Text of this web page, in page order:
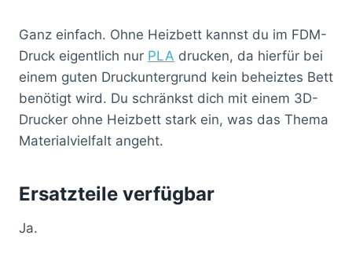
Ganz einfach. Ohne Heizbett kannst du im FDM-
Druck eigentlich nur PLA drucken, da hierfür bei
einem guten Druckuntergrund kein beheiztes Bett
benötigt wird. Du schränkst dich mit einem 3D-
Drucker ohne Heizbett stark ein, was das Thema
Materialvielfalt angeht.
Ersatzteile verfügbar
Ja.